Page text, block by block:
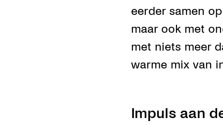
eerder samen
maar ook met
met niets meer
warme mix van
Impuls aan